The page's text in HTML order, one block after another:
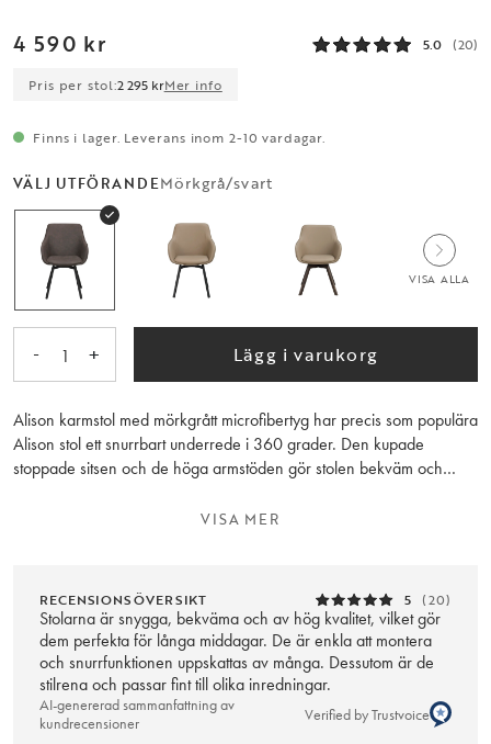
4 590 kr 5.0 (20)
Pris per stol:2 295 krMer info
Finns i lager. Leverans inom 2-10 vardagar.
VÄLJ UTFÖRANDEMörkgrå/svart
VISA ALLA
- 1 + Lägg i varukorg
Alison karmstol med mörkgrått microfibertyg har precis som populära
Alison stol ett snurrbart underrede i 360 grader. Den kupade
stoppade sitsen och de höga armstöden gör stolen bekväm och
jordnära färg som Alison stol för att kunna matchas tillsammans på
VISA MER
RECENSIONSÖVERSIKT 5 (20)
Stolarna är snygga, bekväma och av hög kvalitet, vilket gör
dem perfekta för långa middagar. De är enkla att montera
och snurrfunktionen uppskattas av många. Dessutom är de
stilrena och passar fint till olika inredningar.
AI-genererad sammanfattning av
kundrecensioner
Verified by Trustvoice